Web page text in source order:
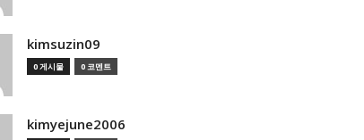
kimsuzin09
0 게시물 0 코멘트
kimyejune2006